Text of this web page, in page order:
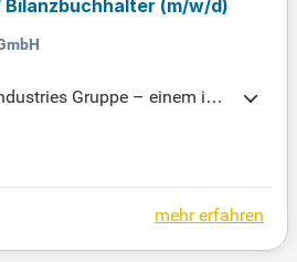
(m/w/d)
Gruppe – einem inn
Unternehmen mit 800
Entdecke spannende Mö
Anlagenbau und M
jetzt und gestalte unsere
mehr erfahren